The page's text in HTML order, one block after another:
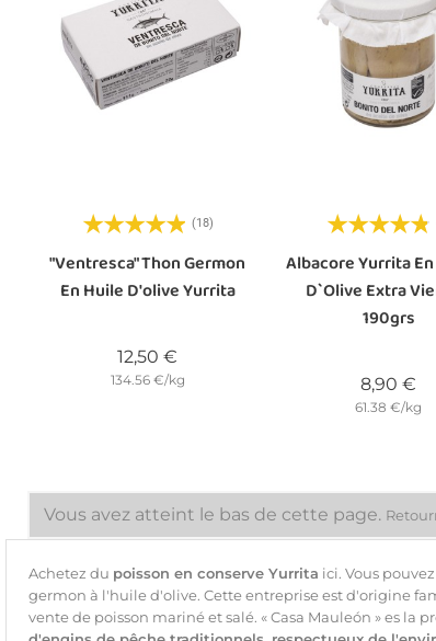
(18)
"Ventresca" Thon Germon
En Huile D'olive Yurrita
12,50 €
134.56 €/kg
Albacore Yurrita
D`Olive Extra
190grs
8,90 €
61.38 €/kg
Vous avez atteint le bas de cette page.
Achetez du poisson en conserve Yurrita ici. Vous
germon à l'huile d'olive. Cette entreprise est d'origine
vente de poisson mariné et salé. « Casa Mauleón » es